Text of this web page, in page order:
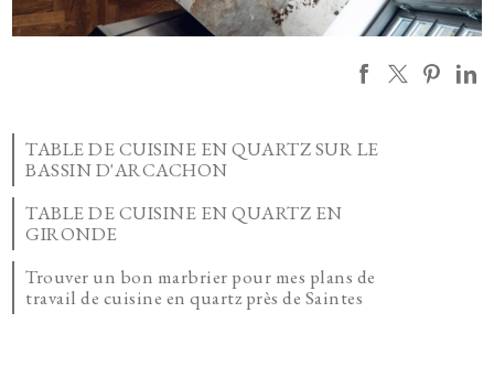
TABLE DE CUISINE EN QUARTZ SUR LE
BASSIN D'ARCACHON
TABLE DE CUISINE EN QUARTZ EN
GIRONDE
Trouver un bon marbrier pour mes plans de
travail de cuisine en quartz près de Saintes